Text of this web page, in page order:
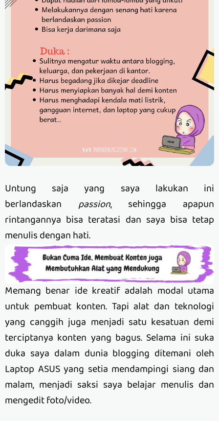
Untung saja yang saya lakukan ini
berlandaskan passion, sehingga apapun
rintangannya bisa teratasi dan saya bisa tetap
menulis dengan hati.
Memang benar ide kreatif adalah modal utama
untuk pembuat konten. Tapi alat dan teknologi
yang canggih juga menjadi satu kesatuan demi
terciptanya konten yang bagus. Selama ini suka
duka saya dalam dunia blogging ditemani oleh
Laptop ASUS yang setia mendampingi siang dan
malam, menjadi saksi saya belajar menulis dan
mengedit foto/video.